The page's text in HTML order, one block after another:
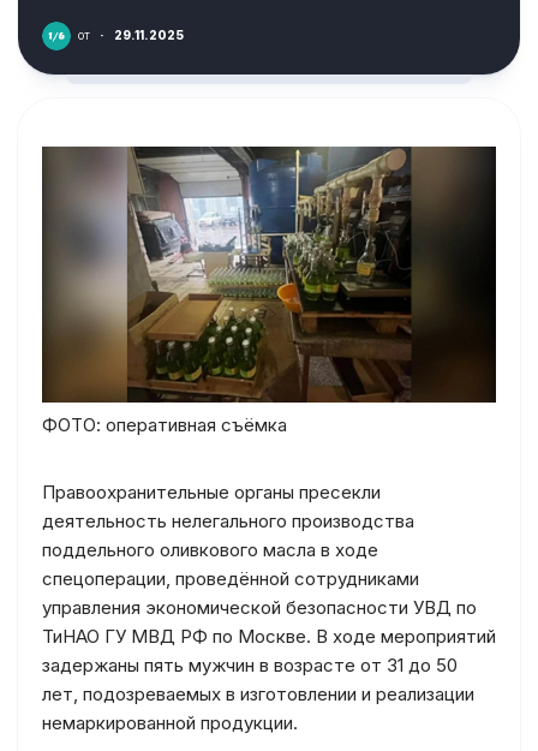
от · 29.11.2025
ФОТО: оперативная съёмка
Правоохранительные органы пресекли
деятельность нелегального производства
поддельного оливкового масла в ходе
спецоперации, проведённой сотрудниками
управления экономической безопасности УВД по
ТиНАО ГУ МВД РФ по Москве. В ходе мероприятий
задержаны пять мужчин в возрасте от 31 до 50
лет, подозреваемых в изготовлении и реализации
немаркированной продукции.